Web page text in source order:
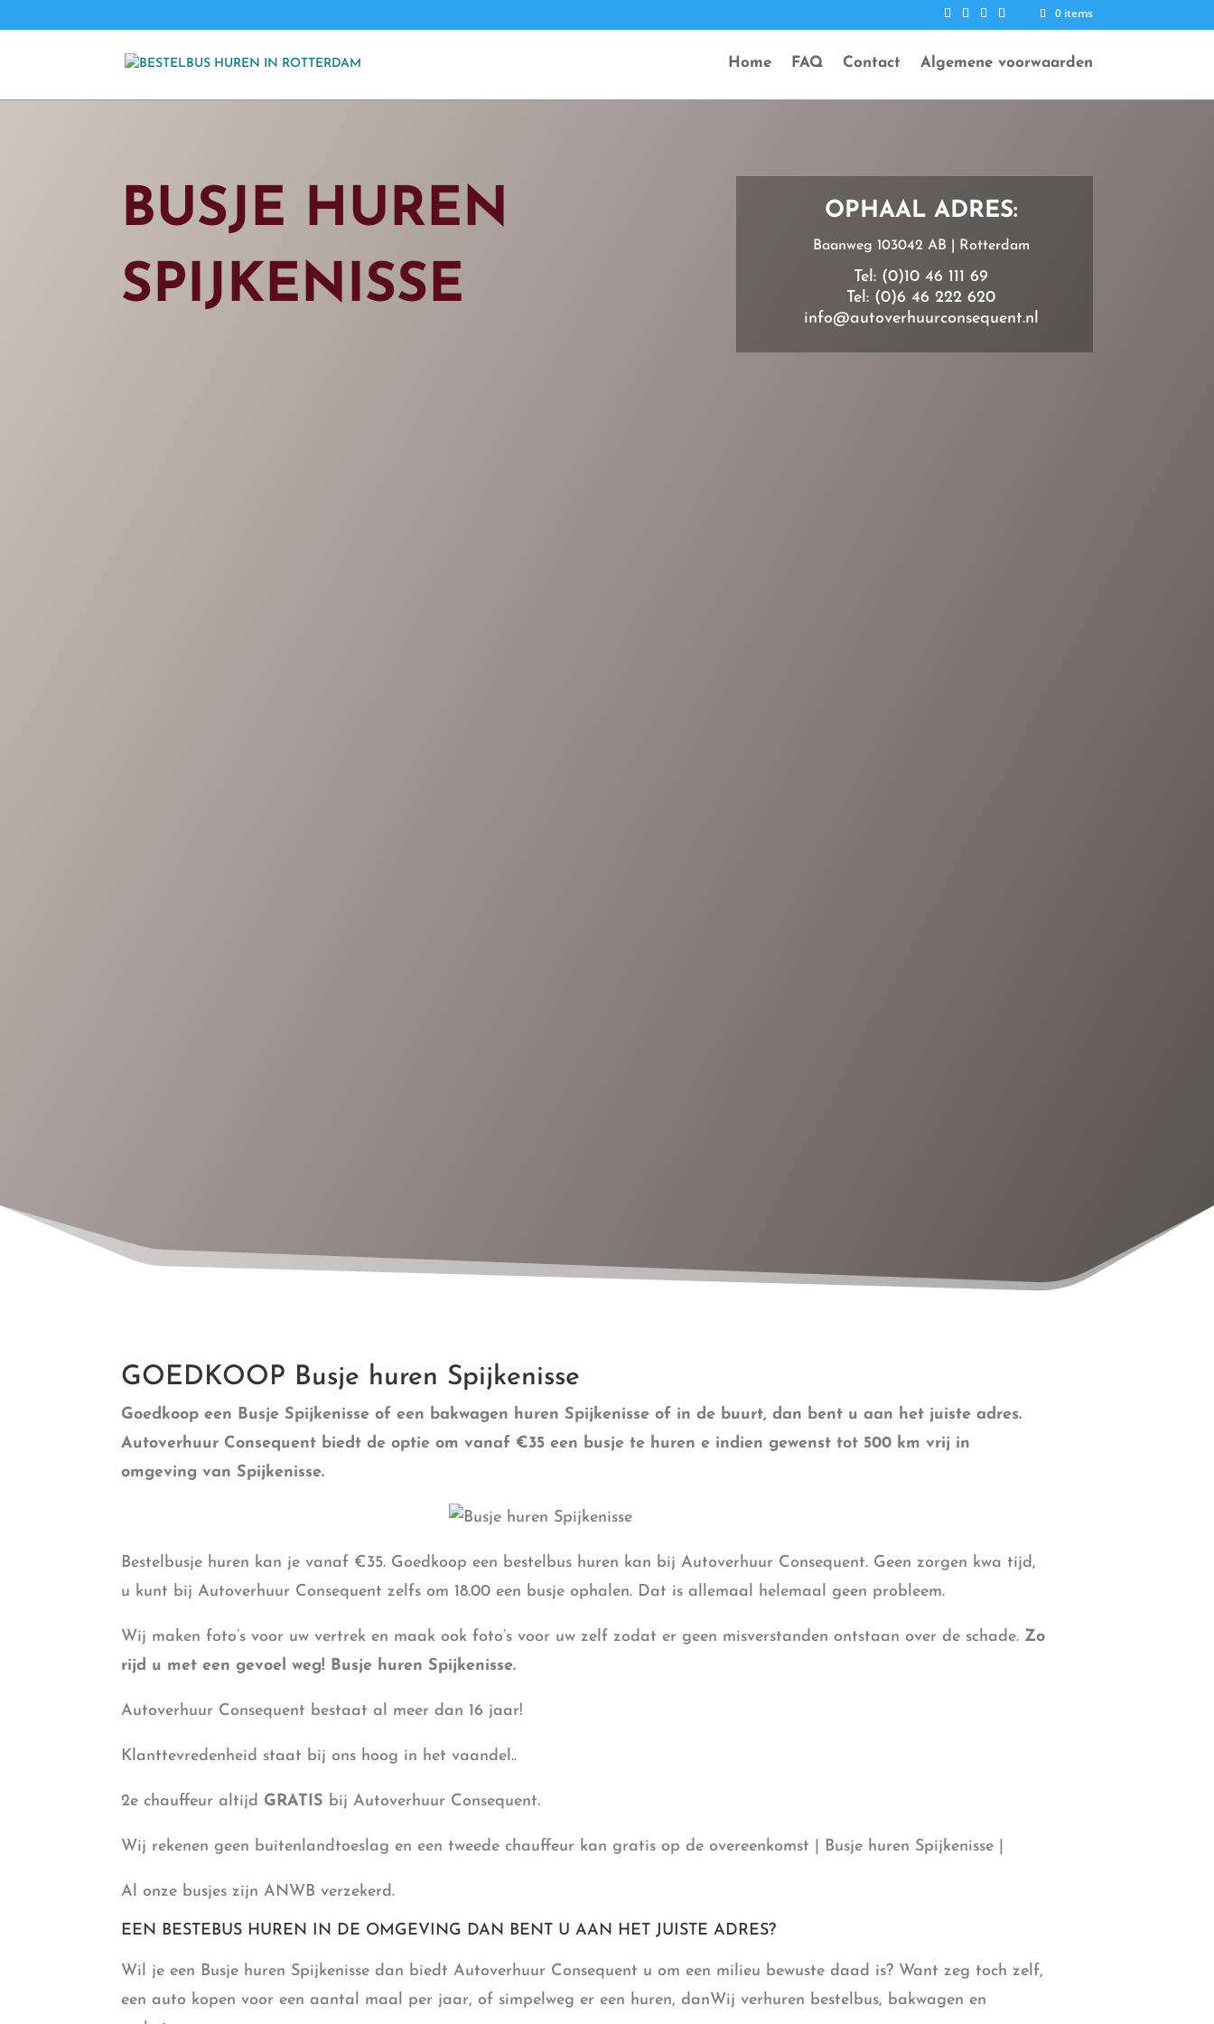
0 items
Home FAQ Contact Algemene voorwaarden
BUSJE HUREN
SPIJKENISSE
OPHAAL ADRES:
Baanweg 103042 AB | Rotterdam
Tel: (0)10 46 111 69
Tel: (0)6 46 222 620
info@autoverhuurconsequent.nl
GOEDKOOP Busje huren Spijkenisse
Goedkoop een Busje Spijkenisse of een bakwagen huren Spijkenisse of in de buurt, dan bent u aan het juiste adres.
Autoverhuur Consequent biedt de optie om vanaf €35 een busje te huren e indien gewenst tot 500 km vrij in
omgeving van Spijkenisse.
Bestelbusje huren kan je vanaf €35. Goedkoop een bestelbus huren kan bij Autoverhuur Consequent. Geen zorgen kwa tijd,
u kunt bij Autoverhuur Consequent zelfs om 18.00 een busje ophalen. Dat is allemaal helemaal geen probleem.
Wij maken foto’s voor uw vertrek en maak ook foto’s voor uw zelf zodat er geen misverstanden ontstaan over de schade. Zo
rijd u met een gevoel weg! Busje huren Spijkenisse.
Autoverhuur Consequent bestaat al meer dan 16 jaar!
Klanttevredenheid staat bij ons hoog in het vaandel..
2e chauffeur altijd GRATIS bij Autoverhuur Consequent.
Wij rekenen geen buitenlandtoeslag en een tweede chauffeur kan gratis op de overeenkomst | Busje huren Spijkenisse |
Al onze busjes zijn ANWB verzekerd.
EEN BESTEBUS HUREN IN DE OMGEVING DAN BENT U AAN HET JUISTE ADRES?
Wil je een Busje huren Spijkenisse dan biedt Autoverhuur Consequent u om een milieu bewuste daad is? Want zeg toch zelf,
een auto kopen voor een aantal maal per jaar, of simpelweg er een huren, danWij verhuren bestelbus, bakwagen en